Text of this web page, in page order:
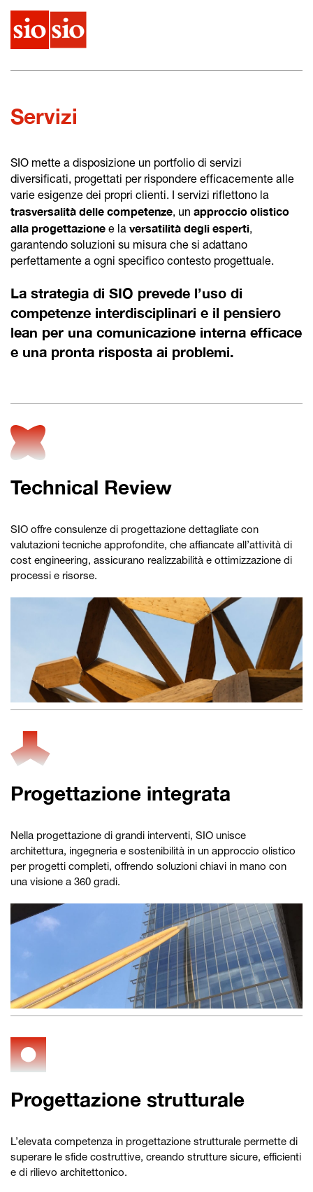
Menu
Servizi
SIO mette a disposizione un portfolio di servizi
diversificati, progettati per rispondere efficacemente alle
varie esigenze dei propri clienti. I servizi riflettono la
trasversalità delle competenze, un approccio olistico
alla progettazione e la versatilità degli esperti,
garantendo soluzioni su misura che si adattano
perfettamente a ogni specifico contesto progettuale.
La strategia di SIO prevede l’uso di
competenze interdisciplinari e il pensiero
lean per una comunicazione interna efficace
e una pronta risposta ai problemi.
Technical Review
SIO offre consulenze di progettazione dettagliate con
valutazioni tecniche approfondite, che affiancate all’attività di
cost engineering, assicurano realizzabilità e ottimizzazione di
processi e risorse.
Progettazione integrata
Nella progettazione di grandi interventi, SIO unisce
architettura, ingegneria e sostenibilità in un approccio olistico
per progetti completi, offrendo soluzioni chiavi in mano con
una visione a 360 gradi.
Progettazione strutturale
L’elevata competenza in progettazione strutturale permette di
superare le sfide costruttive, creando strutture sicure, efficienti
e di rilievo architettonico.